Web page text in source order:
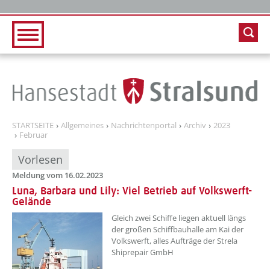
STARTSEITE Allgemeines Nachrichtenportal Archiv
2023
Februar
Vorlesen
Meldung vom 16.02.2023
Luna, Barbara und Lily: Viel Betrieb auf Volkswerft-
Gelände
??? absaetzeOben[1]/titel ???
Gleich zwei Schiffe liegen aktuell längs
der großen Schiffbauhalle am Kai der
Volkswerft, alles Aufträge der Strela
Shiprepair GmbH